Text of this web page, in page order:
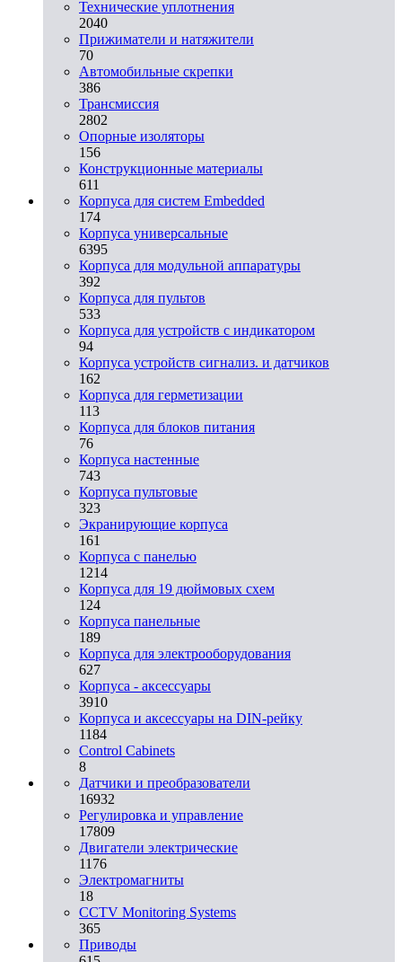
Технические уплотнения
2040
Прижиматели и натяжители
70
Автомобильные скрепки
386
Трансмиссия
2802
Опорные изоляторы
156
Конструкционные материалы
611
Корпуса для систем Embedded
174
Корпуса универсальные
6395
Корпуса для модульной аппаратуры
392
Корпуса для пультов
533
Корпуса для устройств с индикатором
94
Корпуса устройств сигнализ. и датчиков
162
Корпуса для герметизации
113
Корпуса для блоков питания
76
Корпуса настенные
743
Корпуса пультовые
323
Экранирующие корпуса
161
Корпуса с панелью
1214
Корпуса для 19 дюймовых схем
124
Корпуса панельные
189
Корпуса для электрооборудования
627
Корпуса - аксессуары
3910
Корпуса и аксессуары на DIN-рейку
1184
Control Cabinets
8
Датчики и преобразователи
16932
Регулировка и управление
17809
Двигатели электрические
1176
Электромагниты
18
CCTV Monitoring Systems
365
Приводы